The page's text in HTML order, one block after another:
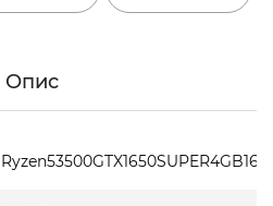
Опис
Ryzen53500GTX1650SUPER4GB1611